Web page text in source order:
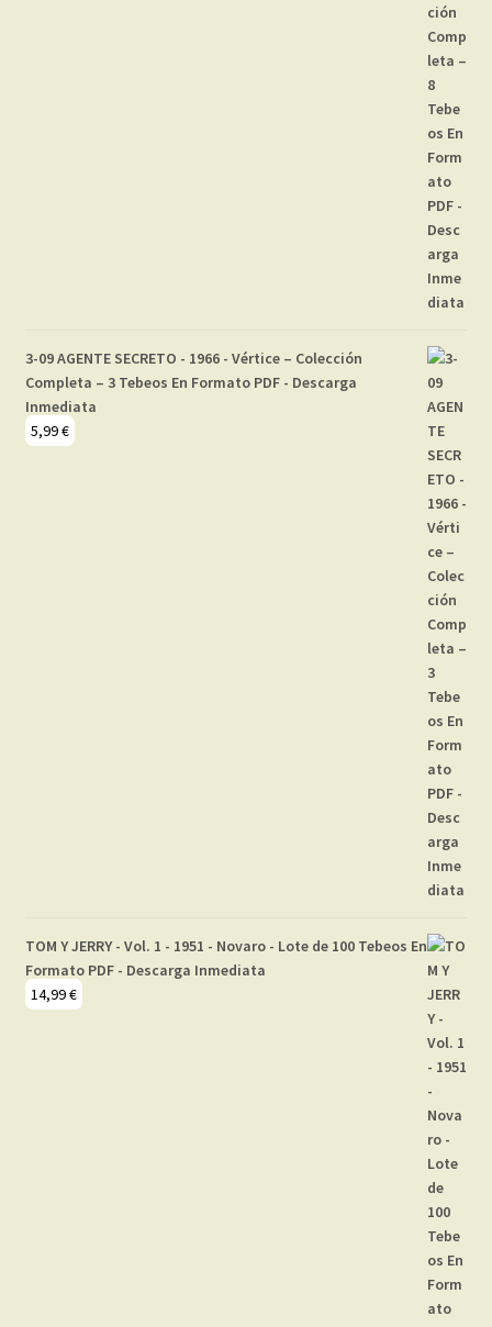
3-09 AGENTE SECRETO - 1966 - Vértice – Colección
Completa – 3 Tebeos En Formato PDF - Descarga
Inmediata
5,99€
TOM Y JERRY - Vol. 1 - 1951 - Novaro - Lote de 100 Tebeos En
Formato PDF - Descarga Inmediata
14,99€